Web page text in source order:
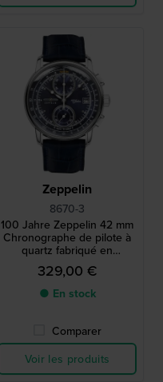
Zeppelin
8670-3
100 Jahre Zeppelin 42 mm
Chronographe de pilote à
quartz fabriqué en
Allemagne avec date
329,00 €
● En stock
Comparer
Voir les produits